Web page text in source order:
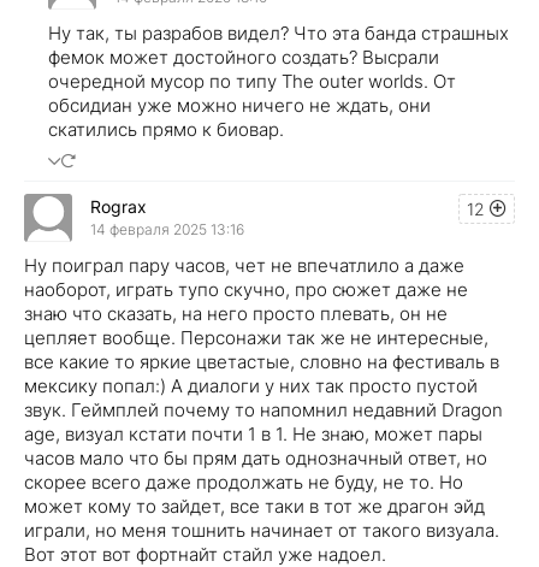
Ну так, ты разрабов видел? Что эта банда страшных
фемок может достойного создать? Высрали
очередной мусор по типу The outer worlds. От
обсидиан уже можно ничего не ждать, они
скатились прямо к биовар.
12
Rograx
14 февраля 2025 13:16
Ну поиграл пару часов, чет не впечатлило а даже
наоборот, играть тупо скучно, про сюжет даже не
знаю что сказать, на него просто плевать, он не
цепляет вообще. Персонажи так же не интересные,
все какие то яркие цветастые, словно на фестиваль в
мексику попал:) А диалоги у них так просто пустой
звук. Геймплей почему то напомнил недавний Dragon
age, визуал кстати почти 1 в 1. Не знаю, может пары
часов мало что бы прям дать однозначный ответ, но
скорее всего даже продолжать не буду, не то. Но
может кому то зайдет, все таки в тот же драгон эйд
играли, но меня тошнить начинает от такого визуала.
Вот этот вот фортнайт стайл уже надоел.